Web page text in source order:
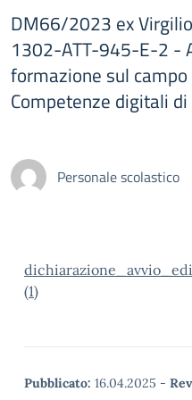
DM66/2023 ex
1302-ATT-945-E-2 -
formazione sul
Competenze digitali
Personale scolastico
(1)
Pubblicato: 16.04.2025 -